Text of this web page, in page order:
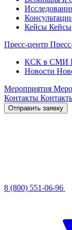
Кейсы Кейсы
Пресс-центр
КСК в СМИ
Новости
Мероприятия
Контакты
Отправить заявку
8 (800) 551-06-96